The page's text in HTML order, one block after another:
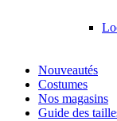
Nouveautés
Costumes
Nos magasins
Guide des